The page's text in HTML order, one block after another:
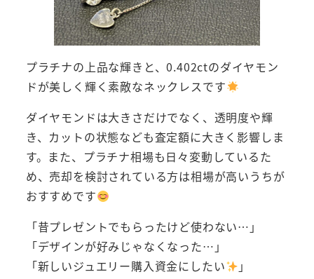
プラチナの上品な輝きと、0.402ctのダイヤモン
ドが美しく輝く素敵なネックレスです
ダイヤモンドは大きさだけでなく、透明度や輝
き、カットの状態なども査定額に大きく影響しま
す。また、プラチナ相場も日々変動しているた
め、売却を検討されている方は相場が高いうちが
おすすめです
「昔プレゼントでもらったけど使わない…」
「デザインが好みじゃなくなった…」
「新しいジュエリー購入資金にしたい
」